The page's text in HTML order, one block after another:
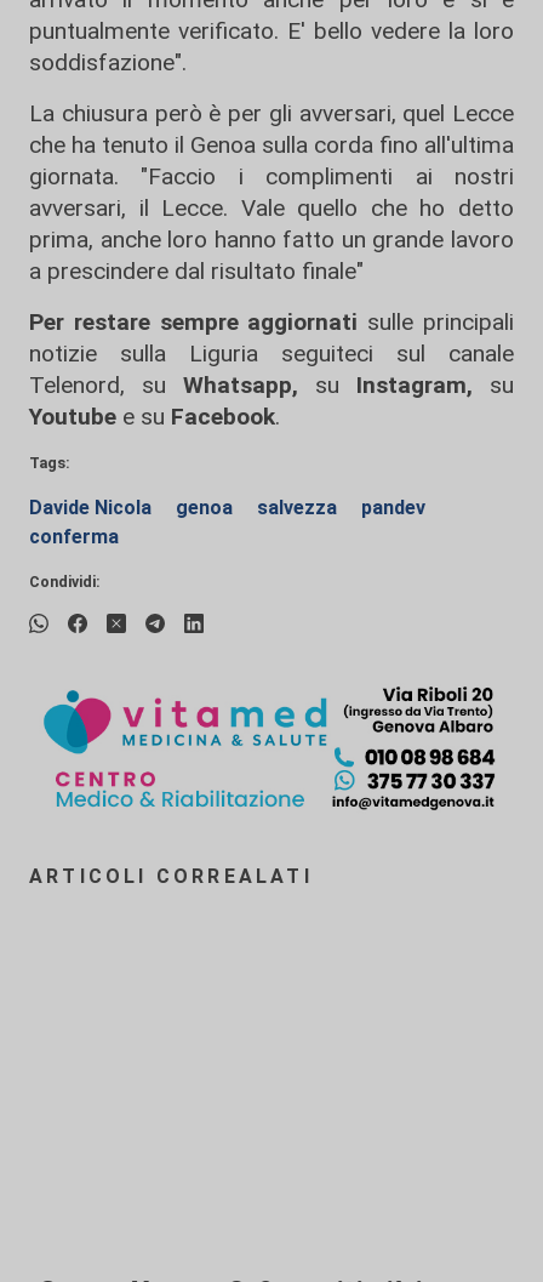
puntualmente verificato. E' bello vedere la loro
soddisfazione".
La chiusura però è per gli avversari, quel Lecce
che ha tenuto il Genoa sulla corda fino all'ultima
giornata. "Faccio i complimenti ai nostri
avversari, il Lecce. Vale quello che ho detto
prima, anche loro hanno fatto un grande lavoro
a prescindere dal risultato finale"
Per restare sempre aggiornati sulle principali
notizie sulla Liguria seguiteci sul canale
Telenord, su
Whatsapp, su Instagram, su
Youtube e su Facebook.
Tags:
Davide Nicola genoa salvezza
pandev
conferma
Condividi:
ARTICOLI CORREALATI